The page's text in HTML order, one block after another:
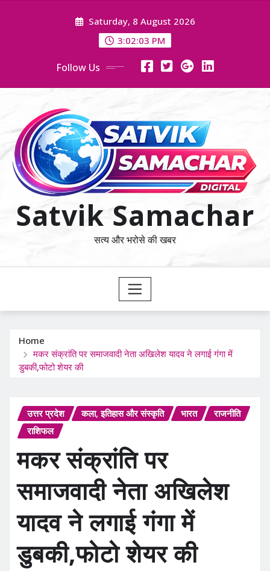
Saturday, 8 August 2026
3:02:04 PM
Follow Us
Satvik Samachar
सत्य और भरोसे की खबर
Home
मकर संक्रांति पर समाजवादी नेता अखिलेश यादव ने लगाई गंगा में
डुबकी,फोटो शेयर की
उत्तर प्रदेश कला, इतिहास और संस्कृति भारत
राजनीति
राशिफल
मकर संक्रांति पर
समाजवादी नेता अखिलेश
यादव ने लगाई गंगा में
डुबकी,फोटो शेयर की